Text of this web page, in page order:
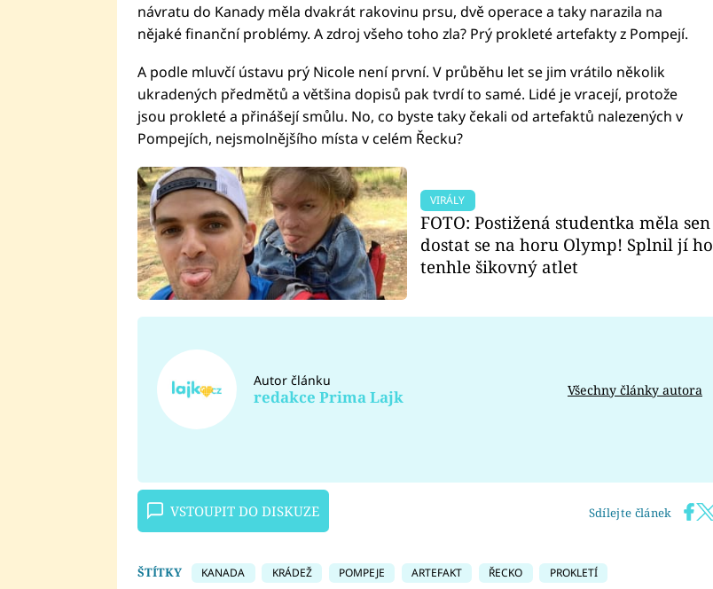
návratu do Kanady měla dvakrát rakovinu prsu, dvě operace a taky narazila na
nějaké finanční problémy. A zdroj všeho toho zla? Prý prokleté artefakty z Pompejí.
A podle mluvčí ústavu prý Nicole není první. V průběhu let se jim vrátilo několik
ukradených předmětů a většina dopisů pak tvrdí to samé. Lidé je vracejí, protože
jsou prokleté a přinášejí smůlu. No, co byste taky čekali od artefaktů nalezených v
Pompejích, nejsmolnějšího místa v celém Řecku?
VIRÁLY
FOTO: Postižená studentka měla sen
dostat se na horu Olymp! Splnil jí ho
tenhle šikovný atlet
Autor článku
redakce Prima Lajk Všechny články autora
VSTOUPIT DO DISKUZE Sdílejte článek
ŠTÍTKY KANADA KRÁDEŽ POMPEJE ARTEFAKT ŘECKO PROKLETÍ